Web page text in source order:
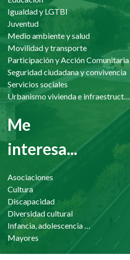
Igualdad y LGTBI
Juventud
Medio ambiente y salud
Movilidad y transporte
Participación y Acción Comunitaria
Seguridad ciudadana y convivencia
Servicios sociales
Urbanismo vivienda e infraestructuras
Me
interesa...
Asociaciones
Cultura
Discapacidad
Diversidad cultural
Infancia, adolescencia y familia
Mayores